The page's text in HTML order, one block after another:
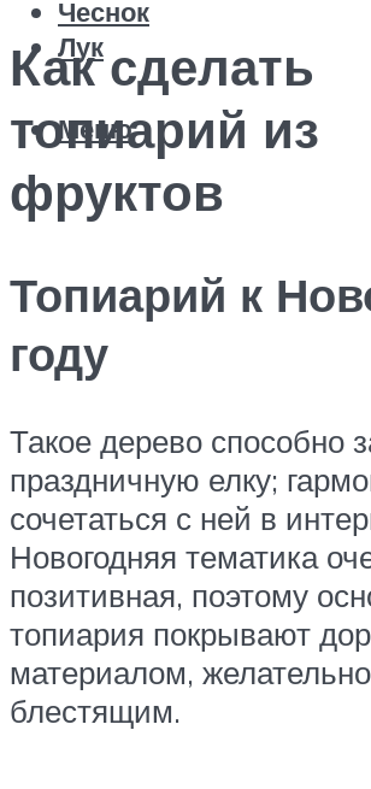
Чеснок
Лук
Меню
Как сделать
топиарий из
фруктов
Топиарий к
году
Такое дерево способно
праздничную елку;
сочетаться с ней в
Новогодняя тематика
позитивная, поэтому
топиария покрывают
материалом, желательно
блестящим.